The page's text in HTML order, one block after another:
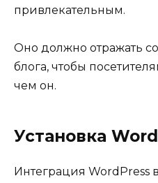
привлекательным.
Оно должно отражать
блога, чтобы
чем он.
Установка
Интеграция WordPress